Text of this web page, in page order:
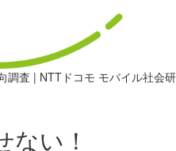
調査 | NTTドコモ モバイル社会研
ない！